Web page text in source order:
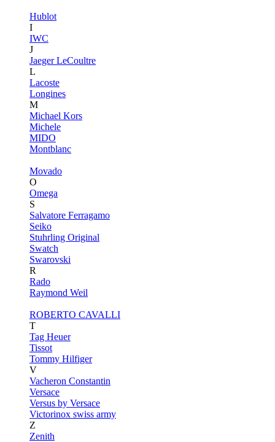
Hublot
I
IWC
J
Jaeger LeCoultre
L
Lacoste
Longines
M
Michael Kors
Michele
MIDO
Montblanc
Movado
O
Omega
S
Salvatore Ferragamo
Seiko
Stuhrling Original
Swatch
Swarovski
R
Rado
Raymond Weil
ROBERTO CAVALLI
T
Tag Heuer
Tissot
Tommy Hilfiger
V
Vacheron Constantin
Versace
Versus by Versace
Victorinox swiss army
Z
Zenith